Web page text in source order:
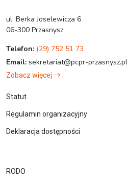
ul. Berka Joselewicza 6
06-300 Przasnysz
Telefon: (29) 752 51 73
Email: sekretariat@pcpr-przasnysz.pl
Zobacz więcej
Statut
Regulamin organizacyjny
Deklaracja dostępności
RODO